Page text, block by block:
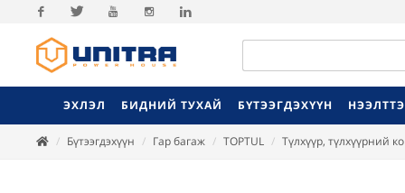
Facebook
ЭХЛЭЛ БИДНИЙ ТУХАЙ БҮТЭЭГДЭХҮҮН
Бүтээгдэхүүн Гар багаж TOPTUL Түлхүүр, түлхүүрний